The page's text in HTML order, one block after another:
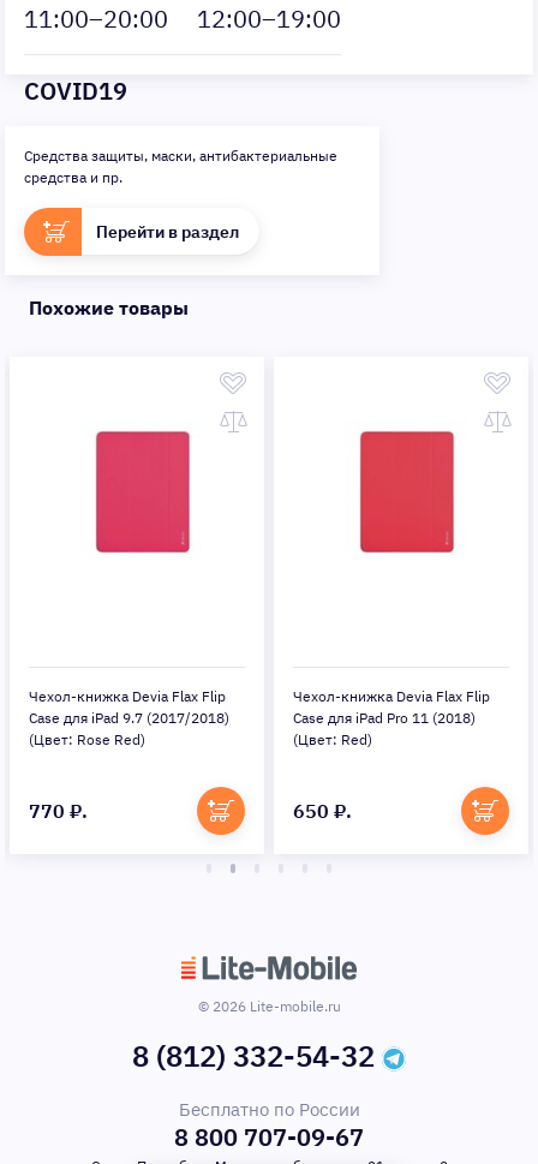
11:00–20:00 12:00–19:00
COVID19
Средства защиты, маски, антибактериальные
средства и пр.
Перейти в раздел
Похожие товары
Чехол-книжка Devia Flax Flip
Case для iPad 9.7 (2017/2018)
(Цвет: Rose Red)
770 ₽.
Чехол-книжка Devia Flax Flip
Case для iPad Pro 11 (2018)
(Цвет: Red)
650 ₽.
© 2026 Lite-mobile.ru
8 (812) 332-54-32
Бесплатно по России
8 800 707-09-67